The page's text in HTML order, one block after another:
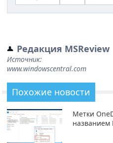
Редакция MSReview
Источник:
www.windowscentral.com
Похожие новости
Метки
названием